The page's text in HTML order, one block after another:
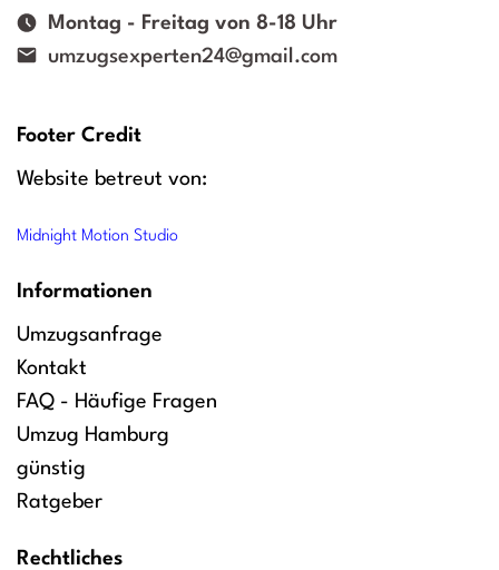
Montag - Freitag von 8-18 Uhr
umzugsexperten24@gmail.com
Footer Credit
Website betreut von:
Midnight Motion Studio
Informationen
Umzugsanfrage
Kontakt
FAQ - Häufige Fragen
Umzug Hamburg
günstig
Ratgeber
Rechtliches